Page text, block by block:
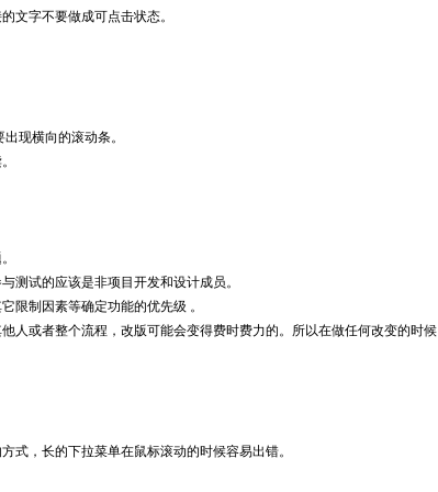
字不要做成可点击状态。
现横向的滚动条。
试的应该是非项目开发和设计成员。
制因素等确定功能的优先级 。
或者整个流程，改版可能会变得费时费力的。所以在做任何改变的时候
，长的下拉菜单在鼠标滚动的时候容易出错。